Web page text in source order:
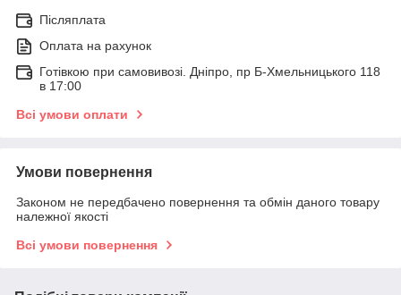
Післяплата
Оплата на рахунок
Готівкою при самовивозі. Дніпро, пр Б-Хмельницького 118
в 17:00
Всі умови оплати
Умови повернення
Законом не передбачено повернення та обмін даного товару
належної якості
Всі умови повернення